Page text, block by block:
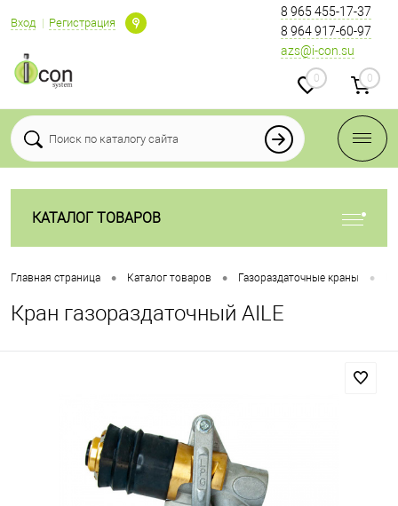
Вход Регистрация
8 965 455-17-37
8 964 917-60-97
azs@i-con.su
0 0
КАТАЛОГ ТОВАРОВ
Главная страница • Каталог товаров • Газораздаточные краны •
Кран газораздаточный AILE